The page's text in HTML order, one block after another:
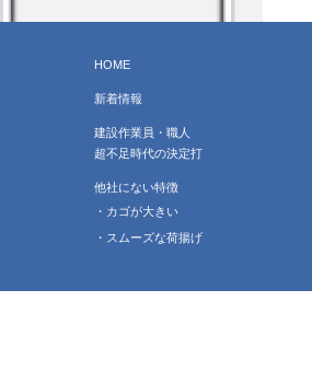
HOME
新着情報
建設作業員・職人
超不足時代の決定打
他社にない特徴
・カゴが大きい
・スムーズな荷揚げ